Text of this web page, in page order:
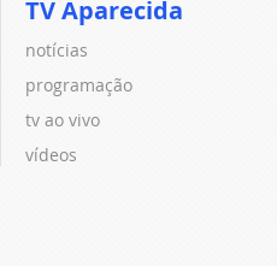
TV Aparecida
notícias
programação
tv ao vivo
vídeos